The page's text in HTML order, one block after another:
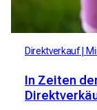
Direktverkauf
In Zeiten